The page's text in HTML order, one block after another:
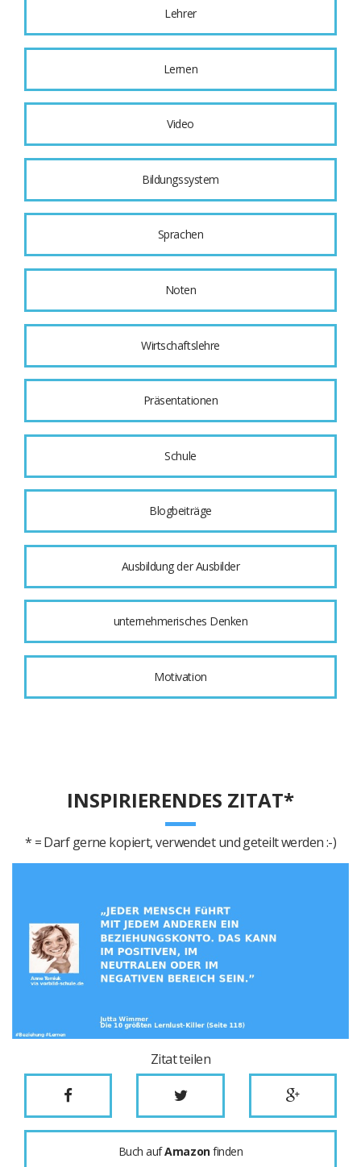
Lehrer
Lernen
Video
Bildungssystem
Sprachen
Noten
Wirtschaftslehre
Präsentationen
Schule
Blogbeiträge
Ausbildung der Ausbilder
unternehmerisches Denken
Motivation
INSPIRIERENDES ZITAT*
* = Darf gerne kopiert, verwendet und geteilt werden :-)
Zitat teilen
Buch aufAmazonfinden